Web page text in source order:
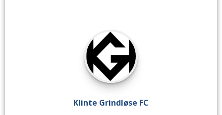
Klinte Grindløse FC